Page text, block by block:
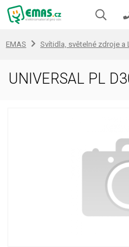
EMAS Svítidla, světelné zdroje a
UNIVERSAL PL